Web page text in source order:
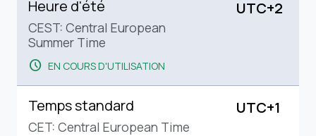
Heure d'été
CEST: Central European
Summer Time
schedule EN COURS D'UTILISATION
UTC+2
Temps standard
CET: Central European Time
UTC+1